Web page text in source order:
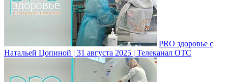
PRO здоровье с
Натальей Цопиной | 31 августа 2025 | Телеканал ОТС